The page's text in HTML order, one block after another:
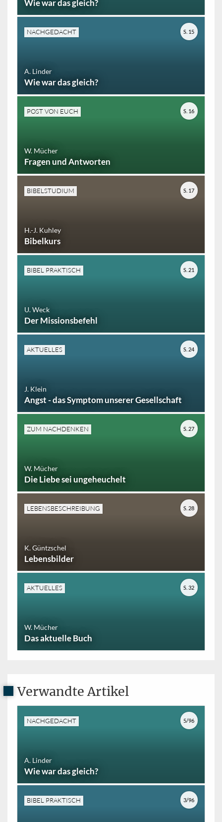
Wie war das gleich?
NACHGEDACHT
A. Linder
Wie war das gleich?
S. 15
POST VON EUCH
W. Mücher
Fragen und Antworten
S. 16
BIBELSTUDIUM
H.-J. Kuhley
Bibelkurs
S. 17
BIBEL PRAKTISCH
U. Weck
Der Missionsbefehl
S. 21
AKTUELLES
J. Klein
Angst - das Symptom unserer Gesellschaft
S. 24
ZUM NACHDENKEN
W. Mücher
Die Liebe sei ungeheuchelt
S. 27
LEBENSBESCHREIBUNG
K. Güntzschel
Lebensbilder
S. 28
AKTUELLES
W. Mücher
Das aktuelle Buch
S. 32
Verwandte Artikel
NACHGEDACHT
A. Linder
Wie war das gleich?
5/96
BIBEL PRAKTISCH 3/96